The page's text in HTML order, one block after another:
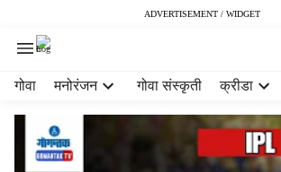
ADVERTISEMENT / WIDGET
गोवा मनोरंजन गोवा संस्कृती क्रीडा